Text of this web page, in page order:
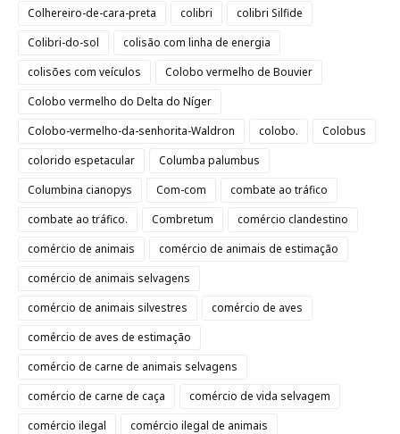
Colhereiro-de-cara-preta
colibri
colibri Silfide
Colibri-do-sol
colisão com linha de energia
colisões com veículos
Colobo vermelho de Bouvier
Colobo vermelho do Delta do Níger
Colobo-vermelho-da-senhorita-Waldron
colobo.
Colobus
colorido espetacular
Columba palumbus
Columbina cianopys
Com-com
combate ao tráfico
combate ao tráfico.
Combretum
comércio clandestino
comércio de animais
comércio de animais de estimação
comércio de animais selvagens
comércio de animais silvestres
comércio de aves
comércio de aves de estimação
comércio de carne de animais selvagens
comércio de carne de caça
comércio de vida selvagem
comércio ilegal
comércio ilegal de animais